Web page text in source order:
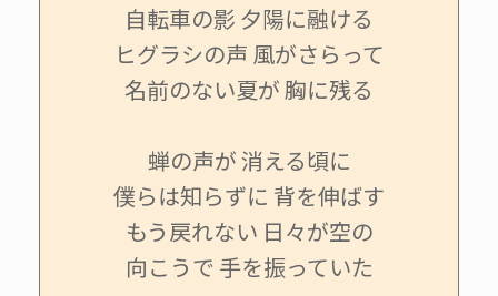
自転車の影 夕陽に融ける
ヒグラシの声 風がさらって
名前のない夏が 胸に残る
蝉の声が 消える頃に
僕らは知らずに 背を伸ばす
もう戻れない 日々が空の
向こうで 手を振っていた